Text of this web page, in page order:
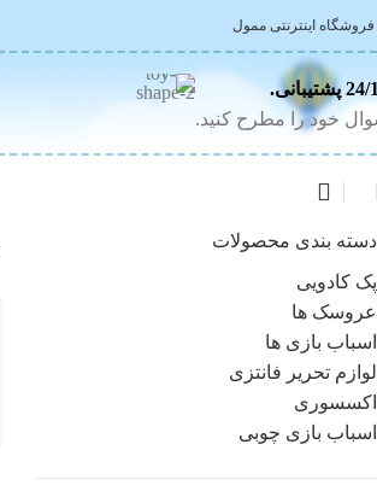
فروشگاه اینترنتی ممول
پشتیبانی.
خود را مطرح کنید.
دسته بندی محصولات
پک کادویی
عروسک ها
اسباب بازی ها
لوازم تحریر فانتزی
اکسسوری
اسباب بازی چوبی